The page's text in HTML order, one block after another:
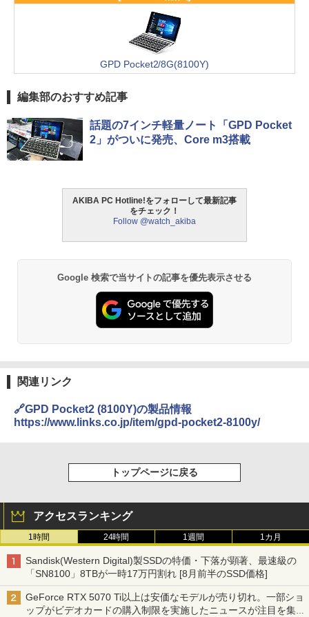
GPD Pocket2/8G(8100Y)
編集部のおすすめ記事
話題の7インチ軽量ノート「GPD Pocket
2」がついに発売、Core m3搭載
AKIBA PC Hotline!をフォローして最新記事
をチェック！
Follow @watch_akiba
Google 検索で当サイトの記事を優先表示させる
関連リンク
🔗GPD Pocket2 (8100Y)の製品情報
https://www.links.co.jp/item/gpd-pocket2-8100y/
トップページに戻る
アクセスランキング
1時間 24時間 1週間 1カ月
Sandisk(Western Digital)製SSDの特価・下落が顕著、最速級の
「SN8100」8TBが一時17万円割れ [8月前半のSSD価格]
GeForce RTX 5070 Ti以上は安価なモデルが売り切れ。一部ショ
ップがビデオカードの購入制限を実施したニュースが注目を集め